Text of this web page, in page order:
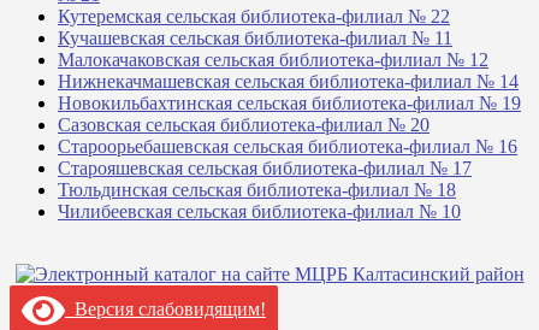
Кутеремская сельская библиотека-филиал № 22
Кучашевская сельская библиотека-филиал № 11
Малокачаковская сельская библиотека-филиал № 12
Нижнекачмашевская сельская библиотека-филиал № 14
Новокильбахтинская сельская библиотека-филиал № 19
Сазовская сельская библиотека-филиал № 20
Староорьебашевская сельская библиотека-филиал № 16
Старояшевская сельская библиотека-филиал № 17
Тюльдинская сельская библиотека-филиал № 18
Чилибеевская сельская библиотека-филиал № 10
Версия слабовидящим!